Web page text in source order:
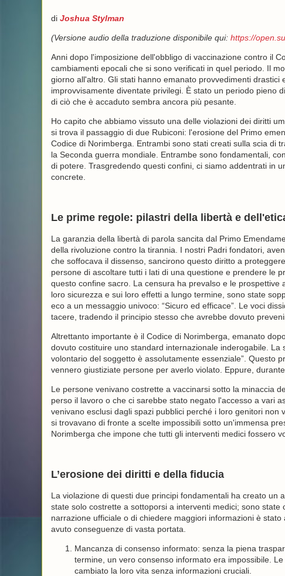
di Joshua Stylman
(Versione audio della traduzione disponibile qui: https://
Anni dopo l'imposizione dell'obbligo di vaccinazione contro il
cambiamenti epocali che si sono verificati in quel periodo. Il
giorno all'altro. Gli stati hanno emanato provvedimenti
improvvisamente diventate privilegi. È stato un periodo pieno
di ciò che è accaduto sembra ancora più pesante.
Ho capito che abbiamo vissuto una delle violazioni dei diritti
si trova il passaggio di due Rubiconi: l'erosione del Primo
Codice di Norimberga. Entrambi sono stati creati sulla scia di
la Seconda guerra mondiale. Entrambe sono fondamentali,
di potere. Trasgredendo questi confini, ci siamo addentrati in
concrete.
Le prime regole: pilastri della libertà e
La garanzia della libertà di parola sancita dal Primo
della rivoluzione contro la tirannia. I nostri Padri fondatori,
che soffocava il dissenso, sancirono questo diritto a
persone di ascoltare tutti i lati di una questione e prendere le
questo confine sacro. La censura ha prevalso e le
loro sicurezza e sui loro effetti a lungo termine, sono state
eco a un messaggio univoco: “Sicuro ed efficace”. Le voci
tacere, tradendo il principio stesso che avrebbe dovuto
Altrettanto importante è il Codice di Norimberga, emanato
dovuto costituire uno standard internazionale inderogabile.
volontario del soggetto è assolutamente essenziale”. Questo
vennero giustiziate persone per averlo violato. Eppure,
Le persone venivano costrette a vaccinarsi sotto la minaccia
perso il lavoro o che ci sarebbe stato negato l'accesso a vari
venivano esclusi dagli spazi pubblici perché i loro genitori
si trovavano di fronte a scelte impossibili sotto un'immensa
Norimberga che impone che tutti gli interventi medici fossero
L’erosione dei diritti e della fiducia
La violazione di questi due principi fondamentali ha creato
state solo costrette a sottoporsi a interventi medici; sono
narrazione ufficiale o di chiedere maggiori informazioni è
avuto conseguenze di vasta portata.
Mancanza di consenso informato: senza la piena
termine, un vero consenso informato era impossibile.
cambiato la loro vita senza informazioni cruciali.